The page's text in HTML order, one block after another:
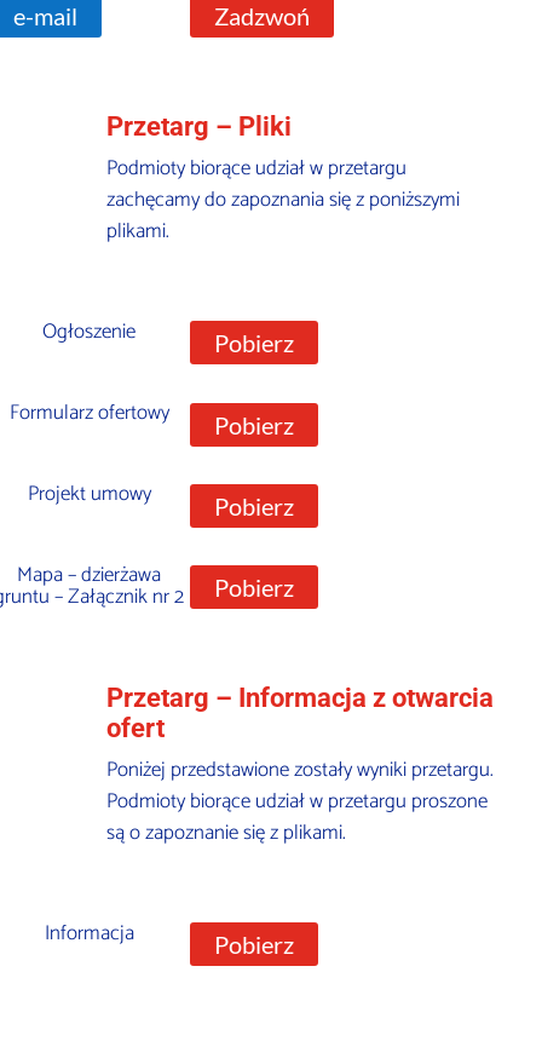
e-mail Zadzwoń
Przetarg – Pliki
Podmioty biorące udział w przetargu
zachęcamy do zapoznania się z poniższymi
plikami.
Ogłoszenie Pobierz
Formularz ofertowy Pobierz
Projekt umowy Pobierz
Mapa – dzierżawa
– Załącznik nr 2 Pobierz
Przetarg – Informacja z otwarcia
ofert
Poniżej przedstawione zostały wyniki przetargu.
Podmioty biorące udział w przetargu proszone
są o zapoznanie się z plikami.
Informacja Pobierz